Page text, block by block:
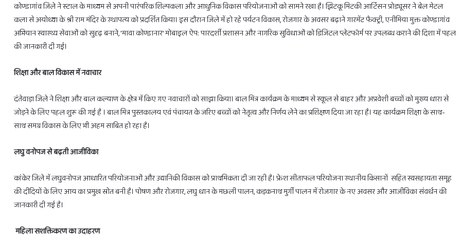
कोण्डागांव जिले ने स्टाल के माध्यम से अपनी पारंपरिक शिल्पकला और आधुनिक विकास परियोजनाओं को सामने रखा है। झिटकू मिटकी आर्टिसन प्रोड्यूसर ने बेल मेटल
कला से अयोध्या के श्री राम मंदिर के स्थापत्य को प्रदर्शित किया। इस दौरान जिले में हो रहे पर्यटन विकास, रोजगार के अवसर बढ़ाने गारमेंट फैक्ट्री, एनीमिया मुक्त कोण्डागांव
अभियान स्वास्थ्य सेवाओं को सुदृढ़ बनाने, 'मावा कोण्डानार' मोबाइल ऐप: पारदर्शी प्रशासन और नागरिक सुविधाओं को डिजिटल प्लेटफॉर्म पर उपलब्ध कराने की दिशा में पहल
की जानकारी दी गई।
शिक्षा और बाल विकास में नवाचार
दंतेवाड़ा जिले ने शिक्षा और बाल कल्याण के क्षेत्र में किए गए नवाचारों को साझा किया। बाल मित्र कार्यक्रम के माध्यम से स्कूल से बाहर और अप्रवेशी बच्चों को मुख्य धारा से
जोड़ने के लिए पहल शुरू की गई है । बाल मित्र पुस्तकालय एवं पंचायत के जरिए बच्चों को नेतृत्व और निर्णय लेने का प्रशिक्षण दिया जा रहा है। यह कार्यक्रम शिक्षा के साथ-
साथ समग्र विकास के लिए भी अहम साबित हो रहा है।
लघु वनोपज से बढ़ती आजीविका
कांकेर जिले में लघुवनोपज आधारित परियोजनाओं और उद्यानिकी विकास को प्राथमिकता दी जा रही है। फ्रेश सीताफल परियोजना स्थानीय किसानों सहित स्वसहायता समूह
की दीदियों के लिए आय का प्रमुख स्रोत बनी है। पोषण और रोजगार, लघु धान के मछली पालन, कड़कनाथ मुर्गी पालन में रोजगार के नए अवसर और आजीविका संवर्धन की
जानकारी दी गई है।
महिला सशक्तिकरण का उदाहरण